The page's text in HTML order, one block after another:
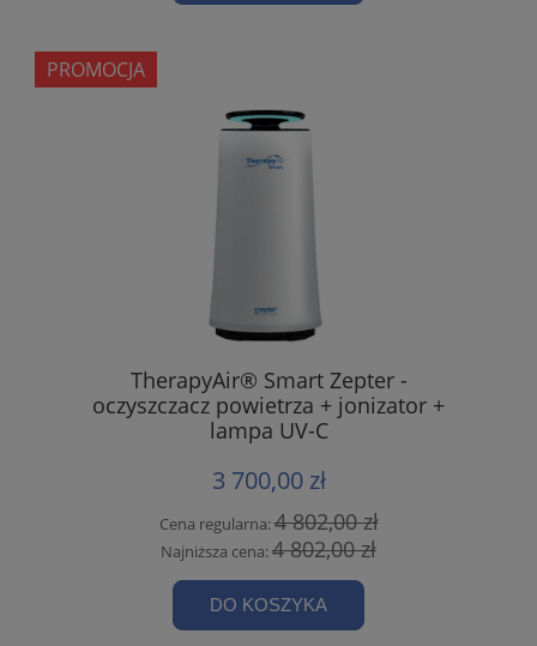
TherapyAir® Smart Zepter -
oczyszczacz powietrza + jonizator +
lampa UV-C
3 700,00 zł
Cena regularna:4 802,00 zł
Najniższa cena:4 802,00 zł
DO KOSZYKA
PROMOCJA